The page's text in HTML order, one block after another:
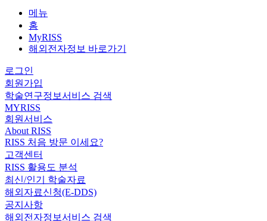
메뉴
홈
MyRISS
해외전자정보 바로가기
로그인
회원가입
학술연구정보서비스 검색
MYRISS
회원서비스
About RISS
RISS 처음 방문 이세요?
고객센터
RISS 활용도 분석
최신/인기 학술자료
해외자료신청(E-DDS)
공지사항
해외전자정보서비스 검색